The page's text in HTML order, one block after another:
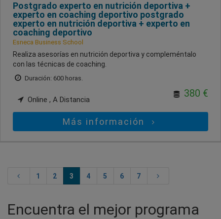
Postgrado experto en nutrición deportiva +
experto en coaching deportivo postgrado
experto en nutrición deportiva + experto en
coaching deportivo
Esneca Business School
Realiza asesorías en nutrición deportiva y compleméntalo
con las técnicas de coaching.
Duración: 600 horas.
Online , A Distancia
380 €
Más información
1 2 3 4 5 6 7
Encuentra el mejor programa